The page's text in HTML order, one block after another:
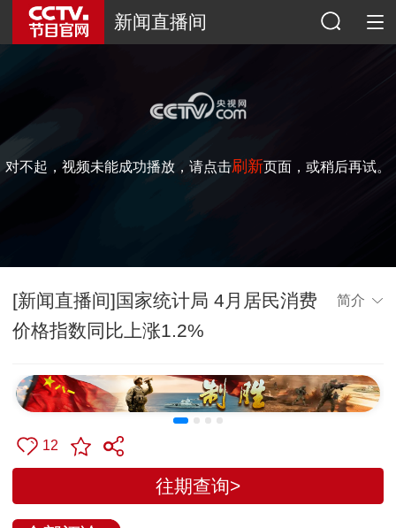
新闻直播间
对不起，视频未能成功播放，请点击刷新页面，或稍后再试。
[新闻直播间]国家统计局 4月居民消费
价格指数同比上涨1.2%
简介
12
往期查询>